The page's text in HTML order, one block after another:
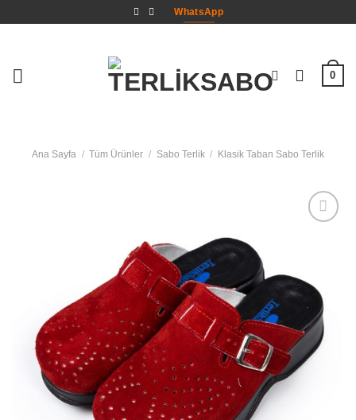
WhatsApp
0
Ana Sayfa / Tüm Ürünler / Sabo Terlik / Klasik Taban Sabo Terlik